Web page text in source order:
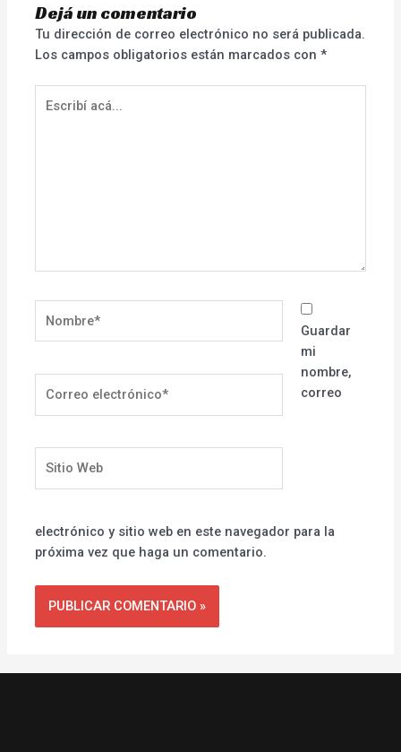
Dejá un comentario
Tu dirección de correo electrónico no será publicada.
Los campos obligatorios están marcados con*
acá...
electrónico*
Web
Guardar
mi
nombre,
correo
electrónico y sitio web en este navegador para la
próxima vez que haga un comentario.